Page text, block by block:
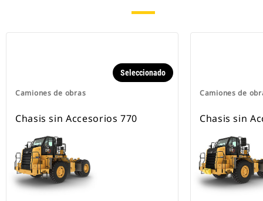
Camiones de obras
Seleccionado
Chasis sin Accesorios 770
Camiones de
Chasis sin